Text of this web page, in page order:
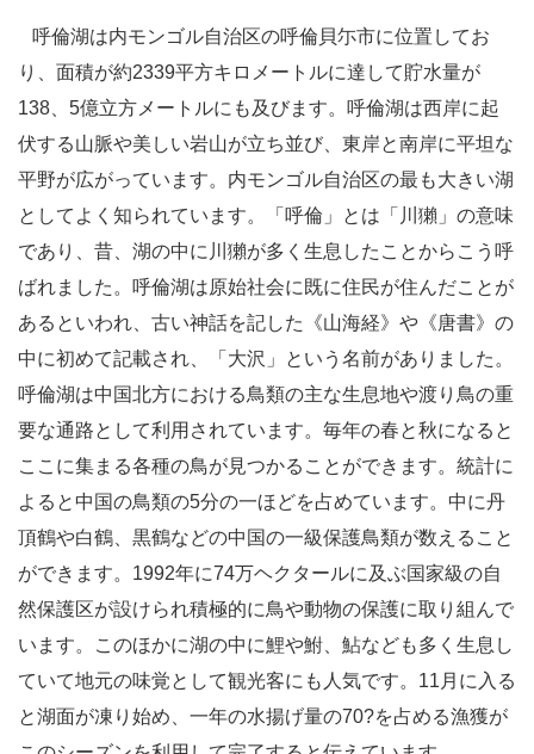
呼倫湖は内モンゴル自治区の呼倫貝尓市に位置してお
り、面積が約2339平方キロメートルに達して貯水量が
138、5億立方メートルにも及びます。呼倫湖は西岸に起
伏する山脈や美しい岩山が立ち並び、東岸と南岸に平坦な
平野が広がっています。内モンゴル自治区の最も大きい湖
としてよく知られています。「呼倫」とは「川獺」の意味
であり、昔、湖の中に川獺が多く生息したことからこう呼
ばれました。呼倫湖は原始社会に既に住民が住んだことが
あるといわれ、古い神話を記した《山海経》や《唐書》の
中に初めて記載され、「大沢」という名前がありました。
呼倫湖は中国北方における鳥類の主な生息地や渡り鳥の重
要な通路として利用されています。毎年の春と秋になると
ここに集まる各種の鳥が見つかることができます。統計に
よると中国の鳥類の5分の一ほどを占めています。中に丹
頂鶴や白鶴、黒鶴などの中国の一級保護鳥類が数えること
ができます。1992年に74万ヘクタールに及ぶ国家級の自
然保護区が設けられ積極的に鳥や動物の保護に取り組んで
います。このほかに湖の中に鯉や鮒、鮎なども多く生息し
ていて地元の味覚として観光客にも人気です。11月に入る
と湖面が凍り始め、一年の水揚げ量の70?を占める漁獲が